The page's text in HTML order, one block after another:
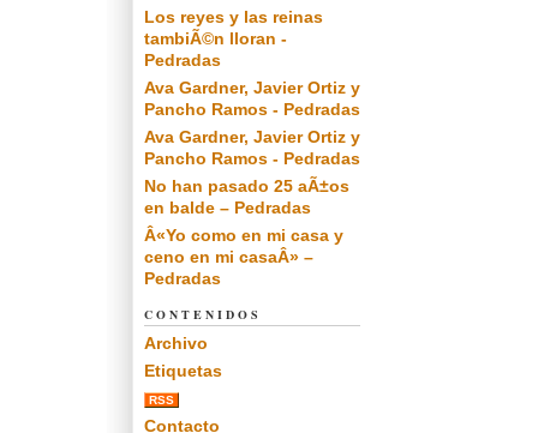
Los reyes y las reinas
tambiÃ©n lloran -
Pedradas
Ava Gardner, Javier Ortiz y
Pancho Ramos - Pedradas
Ava Gardner, Javier Ortiz y
Pancho Ramos - Pedradas
No han pasado 25 aÃ±os
en balde – Pedradas
Â«Yo como en mi casa y
ceno en mi casaÂ» –
Pedradas
CONTENIDOS
Archivo
Etiquetas
RSS
Contacto